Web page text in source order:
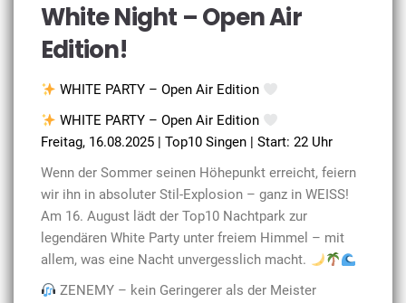
White Night – Open Air
Edition!
WHITE PARTY – Open Air Edition
WHITE PARTY – Open Air Edition
Freitag, 16.08.2025 | Top10 Singen | Start: 22 Uhr
Wenn der Sommer seinen Höhepunkt erreicht, feiern
wir ihn in absoluter Stil-Explosion – ganz in WEISS!
Am 16. August lädt der Top10 Nachtpark zur
legendären White Party unter freiem Himmel – mit
allem, was eine Nacht unvergesslich macht.
ZENEMY – kein Geringerer als der Meister